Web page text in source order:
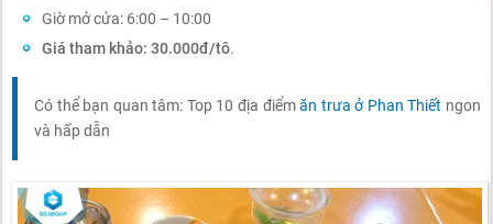
Giờ mở cửa: 6:00 – 10:00
Giá tham khảo: 30.000đ/tô.
Có thể bạn quan tâm: Top 10 địa điểmăn trưa ở Phan Thiết ngon
và hấp dẫn